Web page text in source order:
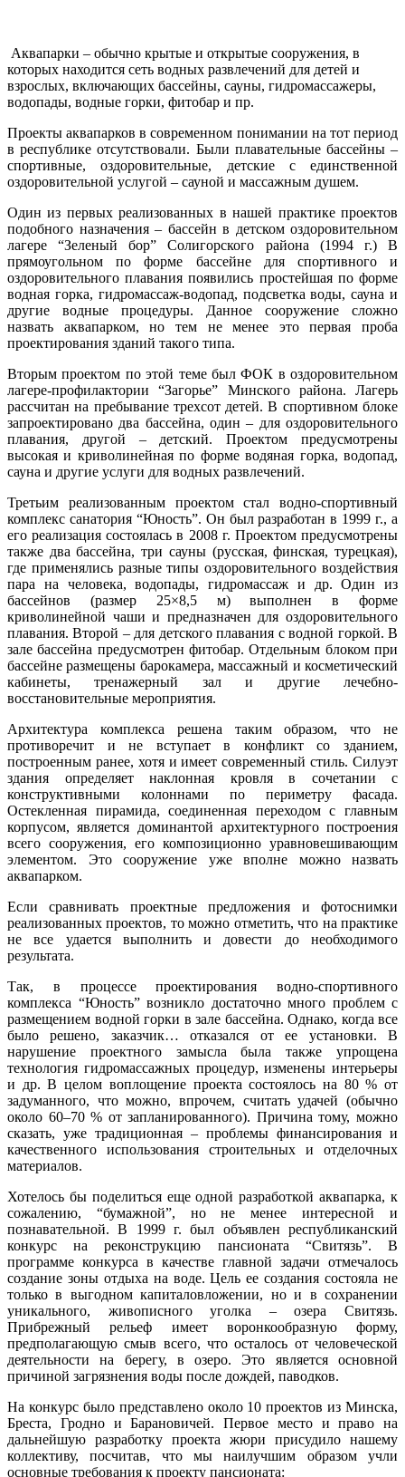
Аквапарки – обычно крытые и открытые сооружения, в
которых находится сеть водных развлечений для детей и
взрослых, включающих бассейны, сауны, гидромассажеры,
водопады, водные горки, фитобар и пр.
Проекты аквапарков в современном понимании на тот период
в республике отсутствовали. Были плавательные бассейны –
спортивные, оздоровительные, детские с единственной
оздоровительной услугой – сауной и массажным душем.
Один из первых реализованных в нашей практике проектов
подобного назначения – бассейн в детском оздоровительном
лагере “Зеленый бор” Солигорского района (1994 г.) В
прямоугольном по форме бассейне для спортивного и
оздоровительного плавания появились простейшая по форме
водная горка, гидромассаж-водопад, подсветка воды, сауна и
другие водные процедуры. Данное сооружение сложно
назвать аквапарком, но тем не менее это первая проба
проектирования зданий такого типа.
Вторым проектом по этой теме был ФОК в оздоровительном
лагере-профилактории “Загорье” Минского района. Лагерь
рассчитан на пребывание трехсот детей. В спортивном блоке
запроектировано два бассейна, один – для оздоровительного
плавания, другой – детский. Проектом предусмотрены
высокая и криволинейная по форме водяная горка, водопад,
сауна и другие услуги для водных развлечений.
Третьим реализованным проектом стал водно-спортивный
комплекс санатория “Юность”. Он был разработан в 1999 г., а
его реализация состоялась в 2008 г. Проектом предусмотрены
также два бассейна, три сауны (русская, финская, турецкая),
где применялись разные типы оздоровительного воздействия
пара на человека, водопады, гидромассаж и др. Один из
бассейнов (размер 25×8,5 м) выполнен в форме
криволинейной чаши и предназначен для оздоровительного
плавания. Второй – для детского плавания с водной горкой. В
зале бассейна предусмотрен фитобар. Отдельным блоком при
бассейне размещены барокамера, массажный и косметический
кабинеты, тренажерный зал и другие лечебно-
восстановительные мероприятия.
Архитектура комплекса решена таким образом, что не
противоречит и не вступает в конфликт со зданием,
построенным ранее, хотя и имеет современный стиль. Силуэт
здания определяет наклонная кровля в сочетании с
конструктивными колоннами по периметру фасада.
Остекленная пирамида, соединенная переходом с главным
корпусом, является доминантой архитектурного построения
всего сооружения, его композиционно уравновешивающим
элементом. Это сооружение уже вполне можно назвать
аквапарком.
Если сравнивать проектные предложения и фотоснимки
реализованных проектов, то можно отметить, что на практике
не все удается выполнить и довести до необходимого
результата.
Так, в процессе проектирования водно-спортивного
комплекса “Юность” возникло достаточно много проблем с
размещением водной горки в зале бассейна. Однако, когда все
было решено, заказчик… отказался от ее установки. В
нарушение проектного замысла была также упрощена
технология гидромассажных процедур, изменены интерьеры
и др. В целом воплощение проекта состоялось на 80 % от
задуманного, что можно, впрочем, считать удачей (обычно
около 60–70 % от запланированного). Причина тому, можно
сказать, уже традиционная – проблемы финансирования и
качественного использования строительных и отделочных
материалов.
Хотелось бы поделиться еще одной разработкой аквапарка, к
сожалению, “бумажной”, но не менее интересной и
познавательной. В 1999 г. был объявлен республиканский
конкурс на реконструкцию пансионата “Свитязь”. В
программе конкурса в качестве главной задачи отмечалось
создание зоны отдыха на воде. Цель ее создания состояла не
только в выгодном капиталовложении, но и в сохранении
уникального, живописного уголка – озера Свитязь.
Прибрежный рельеф имеет воронкообразную форму,
предполагающую смыв всего, что осталось от человеческой
деятельности на берегу, в озеро. Это является основной
причиной загрязнения воды после дождей, паводков.
На конкурс было представлено около 10 проектов из Минска,
Бреста, Гродно и Барановичей. Первое место и право на
дальнейшую разработку проекта жюри присудило нашему
коллективу, посчитав, что мы наилучшим образом учли
основные требования к проекту пансионата: